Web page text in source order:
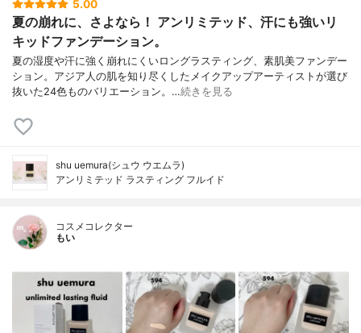
5.00
夏の崩れに、さよなら！ アンリミテッド、汗にも強いリ
キッドファンデーション。
夏の湿度や汗に強く崩れにくいロングラスティング、素肌美ファンデー
ション。アジア人の肌を知り尽くしたメイクアップアーティストが選び
抜いた24色ものバリエーション。…続きを見る
shu uemura(シュウ ウエムラ)
アンリミテッド ラスティング フルイド
コスメコレクター
もい